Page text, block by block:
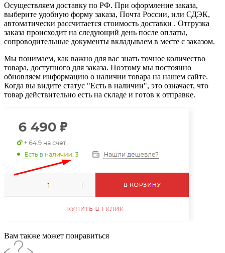
Осуществляем доставку по РФ. При оформление заказа,
выберите удобную форму заказа, Почта России, или СДЭК,
автоматически рассчитается стоимость доставки . Отгрузка
заказа происходит на следующий день после оплаты,
сопроводительные документы вкладываем в месте с заказом.
Мы понимаем, как важно для вас знать точное количество
товара, доступного для заказа. Поэтому мы постоянно
обновляем информацию о наличии товара на нашем сайте.
Когда вы видите статус "Есть в наличии", это означает, что
товар действительно есть на складе и готов к отправке.
Вам также может понравиться